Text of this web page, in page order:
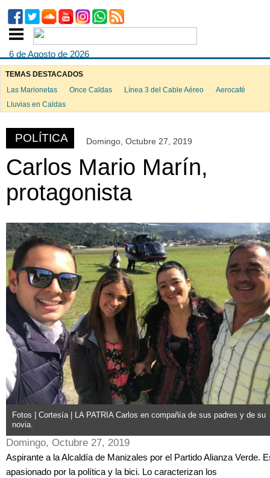
6 de Agosto de 2026
TEMAS DESTACADOS
Las Marionetas
Once Caldas Línea 3 del Cable Aéreo
Aerocafé
Lluvias en Caldas
POLÍTICA Domingo, Octubre 27, 2019
Carlos Mario Marín,
protagonista
Fotos | Cortesía | LA PATRIA Carlos en compañía de sus padres y de su
novia.
Domingo, Octubre 27, 2019
Aspirante a la Alcaldía de Manizales por el Partido Alianza Verde.
apasionado por la política y la bici. Lo caracterizan los